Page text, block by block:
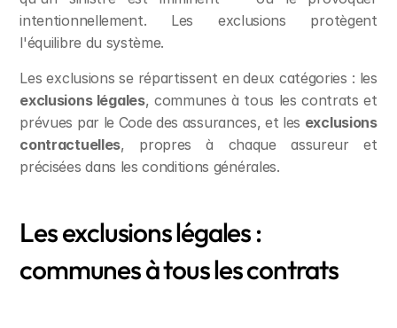
intentionnellement. Les exclusions protègent
l'équilibre du système.
exclusions légales, communes à tous les contrats et
prévues par le Code des assurances, et les exclusions
contractuelles, propres à chaque assureur et
précisées dans les conditions générales.
Les exclusions légales :
communes à tous les contrats